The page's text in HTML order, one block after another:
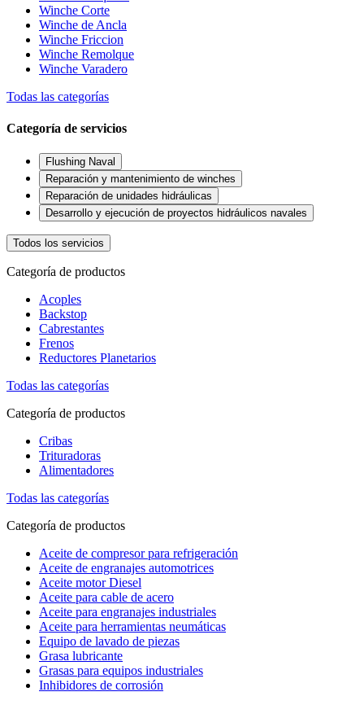
Winche Corte
Winche de Ancla
Winche Friccion
Winche Remolque
Winche Varadero
Todas las categorías
Categoría de servicios
Flushing Naval
Reparación y mantenimiento de winches
Reparación de unidades hidráulicas
Desarrollo y ejecución de proyectos hidráulicos navales
Todos los servicios
Categoría de productos
Acoples
Backstop
Cabrestantes
Frenos
Reductores Planetarios
Todas las categorías
Categoría de productos
Cribas
Trituradoras
Alimentadores
Todas las categorías
Categoría de productos
Aceite de compresor para refrigeración
Aceite de engranajes automotrices
Aceite motor Diesel
Aceite para cable de acero
Aceite para engranajes industriales
Aceite para herramientas neumáticas
Equipo de lavado de piezas
Grasa lubricante
Grasas para equipos industriales
Inhibidores de corrosión